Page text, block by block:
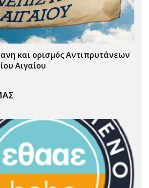
και ορισμός Αντιπρυτάνεων
Αιγαίου